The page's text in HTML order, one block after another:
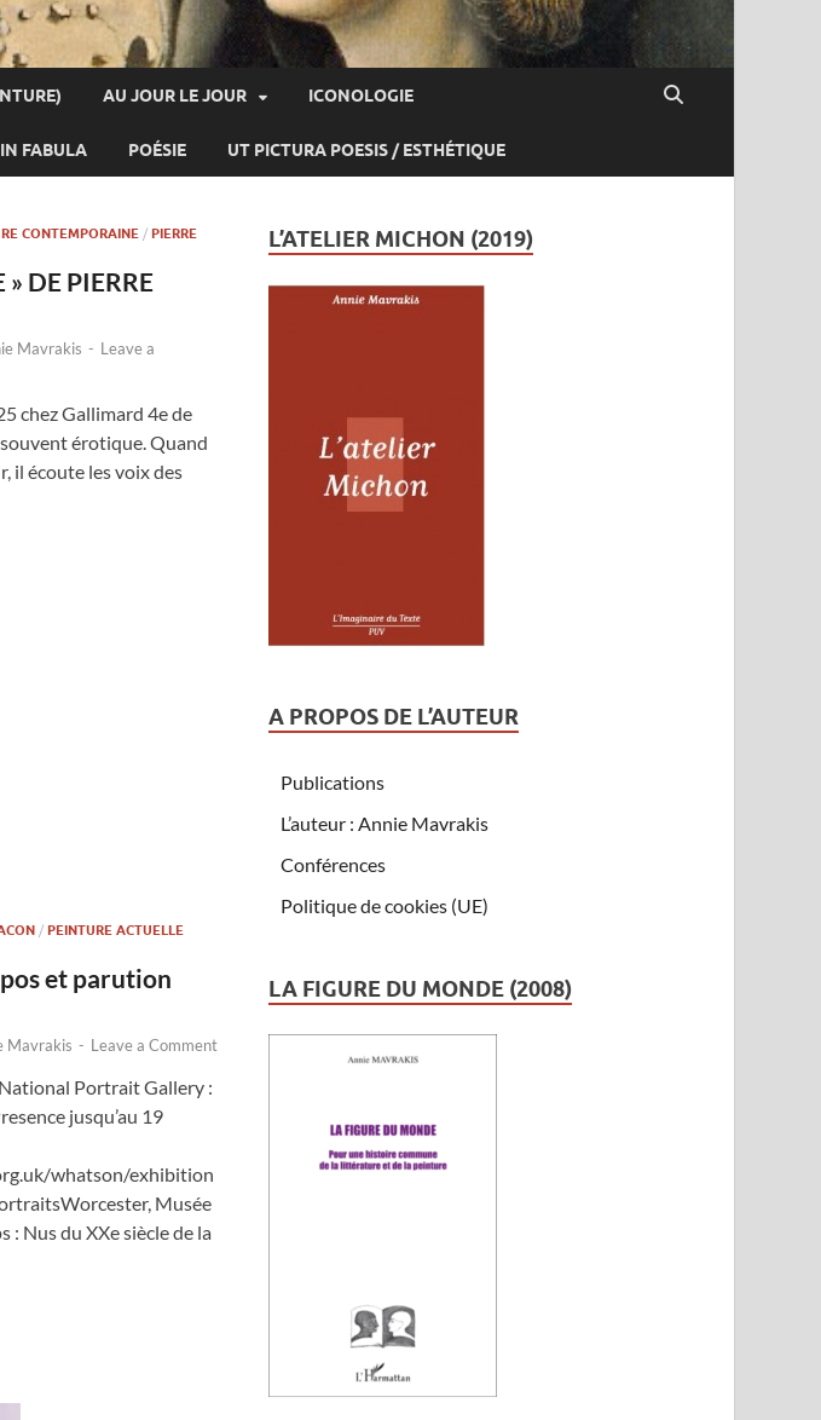
AU JOUR LE JOUR ICONOLOGIE
FABULA POÉSIE UT PICTURA POESIS / ESTHÉTIQUE
CONTEMPORAINE / PIERRE
» DE PIERRE
Mavrakis - Leave a
chez Gallimard 4e de
érotique. Quand
il écoute les voix des
/ PEINTURE ACTUELLE
et parution
Mavrakis - Leave a Comment
Portrait Gallery :
jusqu’au 19
whatson/exhibition
Musée
: Nus du XXe siècle de la
L’ATELIER MICHON (2019)
A PROPOS DE L’AUTEUR
Publications
L’auteur : Annie Mavrakis
Conférences
Politique de cookies (UE)
LA FIGURE DU MONDE (2008)